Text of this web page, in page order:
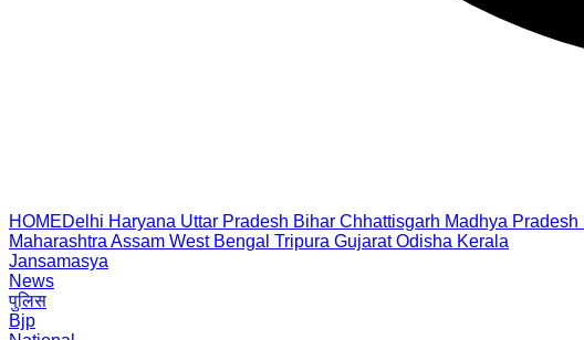
HOMEDelhi Haryana Uttar Pradesh Bihar Chhattisgarh Madhya Pradesh
Maharashtra Assam West Bengal Tripura Gujarat Odisha Kerala
Jansamasya
News
पुलिस
Bjp